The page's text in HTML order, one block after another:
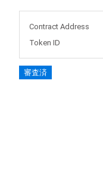
Contract Address
Token ID
審査済